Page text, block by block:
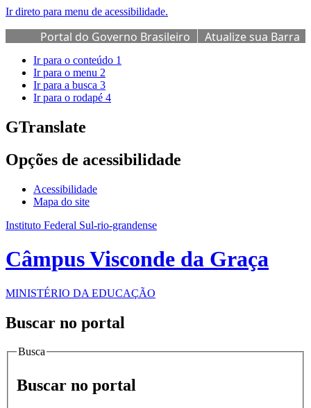
Ir direto para menu de acessibilidade.
Portal do Governo Brasileiro
Atualize sua Barra
de Governo
Ir para o conteúdo 1
Ir para o menu 2
Ir para a busca 3
Ir para o rodapé 4
GTranslate
Opções de acessibilidade
Acessibilidade
Mapa do site
Instituto Federal Sul-rio-grandense
Câmpus Visconde da Graça
MINISTÉRIO DA EDUCAÇÃO
Buscar no portal
Busca
Buscar no portal